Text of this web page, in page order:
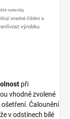
při
vhodně zvolené
Čalounění
v odstínech bílé